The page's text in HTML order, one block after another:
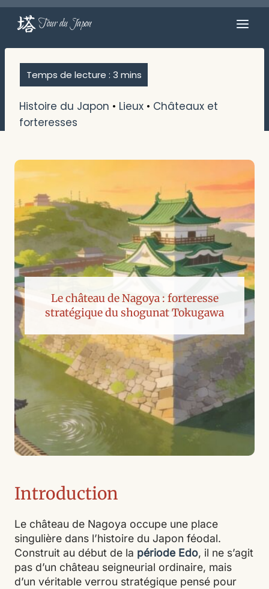
Aller
Tour du Japon
Histoire du Japon • Lieux • Châteaux et
forteresses
Le château de Nagoya : forteresse
stratégique du shogunat Tokugawa
Introduction
Le château de Nagoya occupe une place
singulière dans l’histoire du Japon féodal.
Construit au début de la période Edo, il ne s’agit
pas d’un château seigneurial ordinaire, mais
d’un véritable verrou stratégique pensé pour